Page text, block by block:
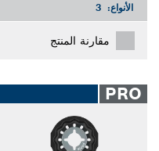
الأنواع: 3
مقارنة المنتج
PRO